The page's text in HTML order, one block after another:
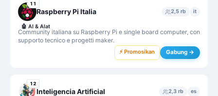
11
Raspberry Pi Italia 2,5 rb it
Community italiana su Raspberry Pi e single board computer, con
supporto tecnico e progetti maker.
🤖 AI & Alat
⚡ Promosikan Gabung →
12
Inteligencia Artificial 2,3 rb es